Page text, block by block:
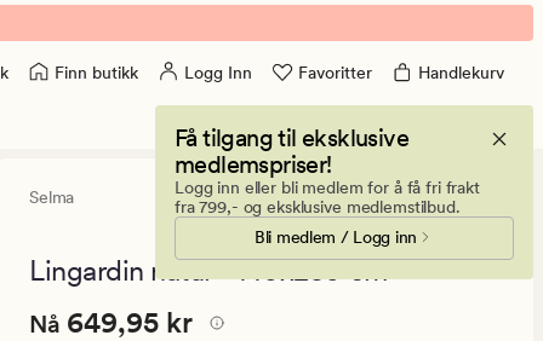
Finn butikk Logg Inn Favoritter Handlekurv
Få tilgang til eksklusive
medlemspriser!
Logg inn eller bli medlem for å få fri frakt
fra 799,- og eksklusive medlemstilbud.
Bli medlem / Logg inn
Selma
171
anmeldelser
med
en
4.5 (171)
Lingardin natur - 140x250 cm
Nåværende
Nåværende pris
Nå 649,95 kr